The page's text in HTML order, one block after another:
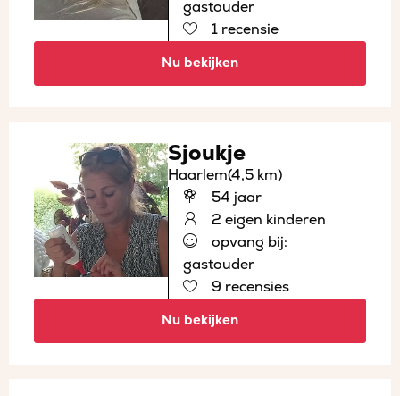
gastouder
1 recensie
Nu bekijken
Sjoukje
Haarlem(4,5 km)
54 jaar
2 eigen kinderen
opvang bij:
gastouder
9 recensies
Nu bekijken